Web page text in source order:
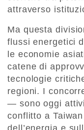
attraverso
Ma questa
flussi energetici
le economie
catene di
tecnologie
regioni. I
— sono oggi
conflitto a
dell’energia e